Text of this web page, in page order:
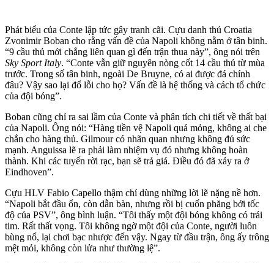
Phát biểu của Conte lập tức gây tranh cãi. Cựu danh thủ Croatia
Zvonimir Boban cho rằng vấn đề của Napoli không nằm ở tân binh.
“9 cầu thủ mới chẳng liên quan gì đến trận thua này”, ông nói trên
Sky Sport Italy. “Conte vẫn giữ nguyên nòng cốt 14 cầu thủ từ mùa
trước. Trong số tân binh, ngoài De Bruyne, có ai được đá chính
đâu? Vậy sao lại đổ lỗi cho họ? Vấn đề là hệ thống và cách tổ chức
của đội bóng”.
Boban cũng chỉ ra sai lầm của Conte và phân tích chi tiết về thất bại
của Napoli. Ông nói: “Hàng tiền vệ Napoli quá mỏng, không ai che
chắn cho hàng thủ. Gilmour có nhãn quan nhưng không đủ sức
mạnh. Anguissa lẽ ra phải làm nhiệm vụ đó nhưng không hoàn
thành. Khi các tuyến rời rạc, bạn sẽ trả giá. Điều đó đã xảy ra ở
Eindhoven”.
Cựu HLV Fabio Capello thậm chí dùng những lời lẽ nặng nề hơn.
“Napoli bắt đầu ổn, còn dẫn bàn, nhưng rồi bị cuốn phăng bởi tốc
độ của PSV”, ông bình luận. “Tôi thấy một đội bóng không có trái
tim. Rất thất vọng. Tôi không ngờ một đội của Conte, người luôn
bùng nổ, lại chơi bạc nhược đến vậy. Ngay từ đầu trận, ông ấy trông
mệt mỏi, không còn lửa như thường lệ”.